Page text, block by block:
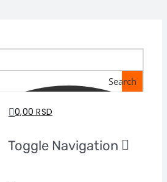
Search
0,00 RSD
Toggle Navigation